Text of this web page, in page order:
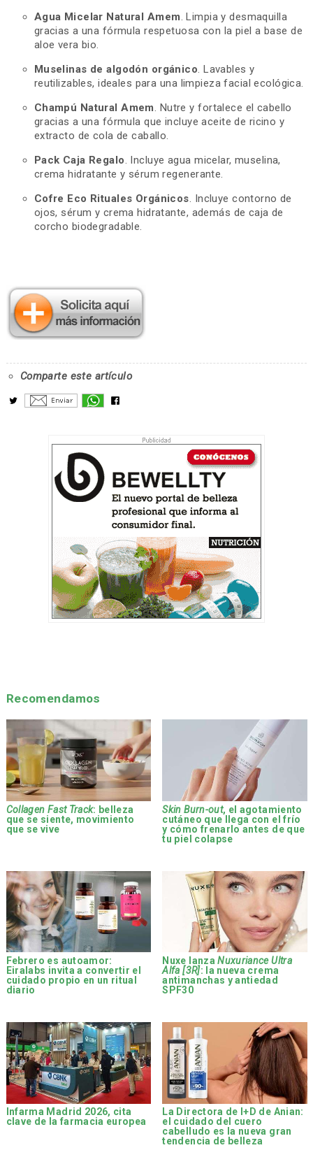
Agua Micelar Natural Amem. Limpia y desmaquilla
gracias a una fórmula respetuosa con la piel a base de
aloe vera bio.
Muselinas de algodón orgánico. Lavables y
reutilizables, ideales para una limpieza facial ecológica.
Champú Natural Amem. Nutre y fortalece el cabello
gracias a una fórmula que incluye aceite de ricino y
extracto de cola de caballo.
Pack Caja Regalo. Incluye agua micelar, muselina,
crema hidratante y sérum regenerante.
Cofre Eco Rituales Orgánicos. Incluye contorno de
ojos, sérum y crema hidratante, además de caja de
corcho biodegradable.
Comparte este artículo
Recomendamos
Collagen Fast Track: belleza
que se siente, movimiento
que se vive
Skin Burn-out, el agotamiento
cutáneo que llega con el frío
y cómo frenarlo antes de que
tu piel colapse
Febrero es autoamor:
Eiralabs invita a convertir el
cuidado propio en un ritual
diario
Nuxe lanzaNuxuriance Ultra
Alfa [3R]: la nueva crema
antimanchas y antiedad
SPF30
Infarma Madrid 2026, cita
clave de la farmacia europea
La Directora de I+D de Anian:
el cuidado del cuero
cabelludo es la nueva gran
tendencia de belleza